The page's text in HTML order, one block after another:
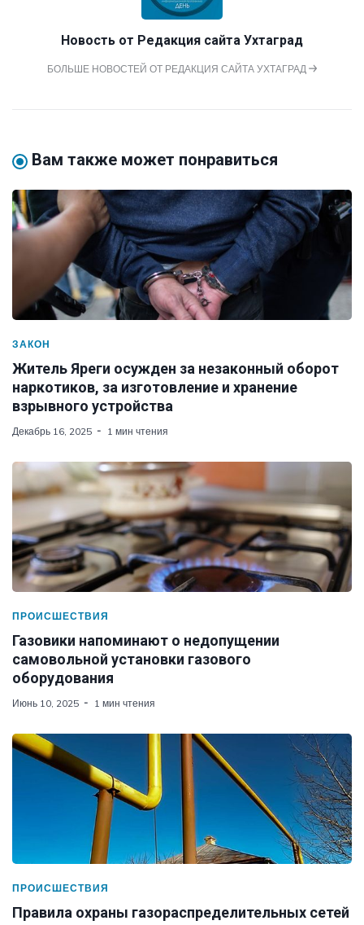
Новость от Редакция сайта Ухтаград
БОЛЬШЕ НОВОСТЕЙ ОТ РЕДАКЦИЯ САЙТА УХТАГРАД
Вам также может понравиться
ЗАКОН
Житель Яреги осужден за незаконный оборот
наркотиков, за изготовление и хранение
взрывного устройства
Декабрь 16, 2025 1 мин чтения
ПРОИСШЕСТВИЯ
Газовики напоминают о недопущении
самовольной установки газового
оборудования
Июнь 10, 2025 1 мин чтения
ПРОИСШЕСТВИЯ
Правила охраны газораспределительных сетей